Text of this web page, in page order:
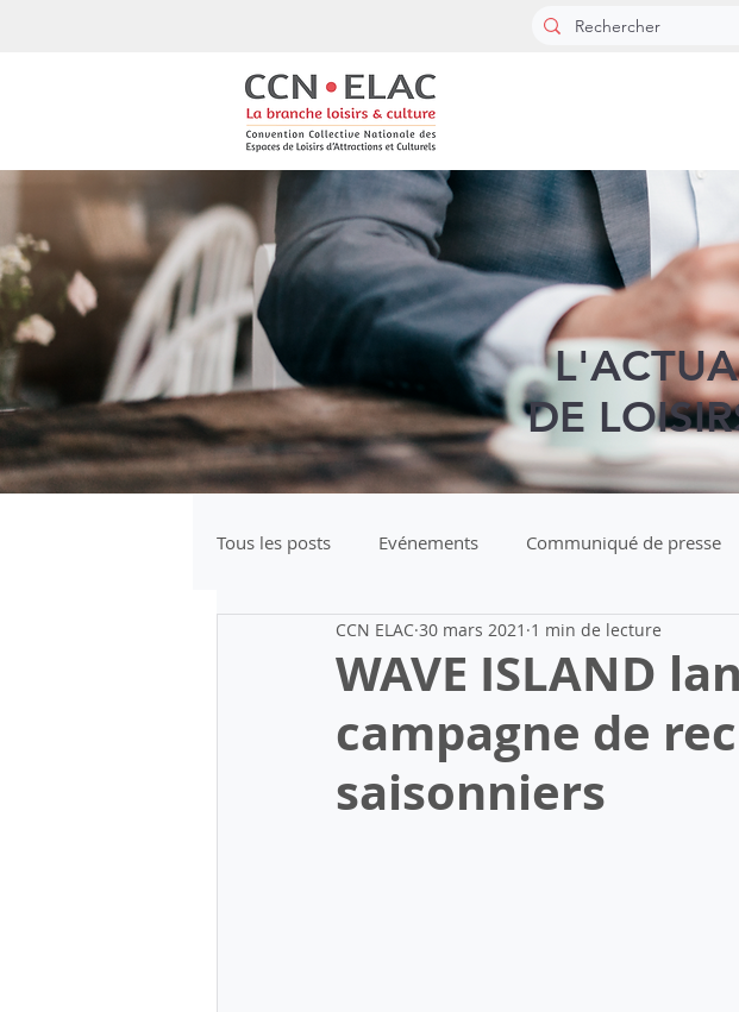
Tous les posts Evénements Communiqué de presse
Formation
WAVE ISLAND
campagne de
saisonniers
CCN ELAC 30 mars 2021 1 min de lecture
DE